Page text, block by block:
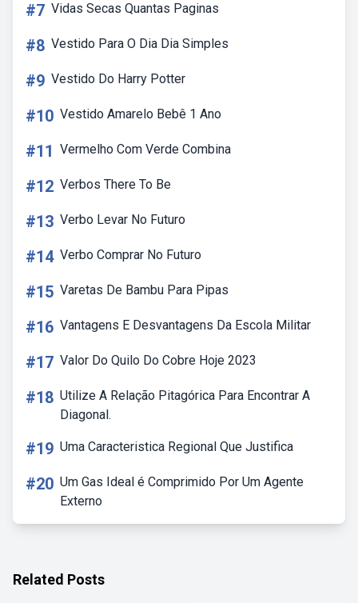
#7 Vidas Secas Quantas Paginas
#8 Vestido Para O Dia Dia Simples
#9 Vestido Do Harry Potter
#10 Vestido Amarelo Bebê 1 Ano
#11 Vermelho Com Verde Combina
#12 Verbos There To Be
#13 Verbo Levar No Futuro
#14 Verbo Comprar No Futuro
#15 Varetas De Bambu Para Pipas
#16 Vantagens E Desvantagens Da Escola Militar
#17 Valor Do Quilo Do Cobre Hoje 2023
#18 Utilize A Relação Pitagórica Para Encontrar A
Diagonal.
#19 Uma Caracteristica Regional Que Justifica
#20 Um Gas Ideal é Comprimido Por Um Agente
Externo
Related Posts